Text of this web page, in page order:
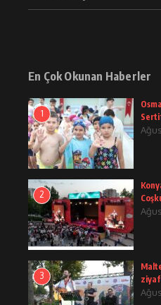
En Çok Okunan Haberler
1
2
3